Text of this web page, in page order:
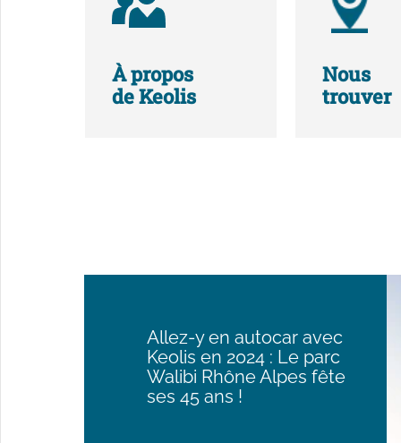
À propos
de Keolis
Nous
trouver
Allez-y en autocar avec
Keolis en 2024 : Le parc
Walibi Rhône Alpes fête
ses 45 ans !